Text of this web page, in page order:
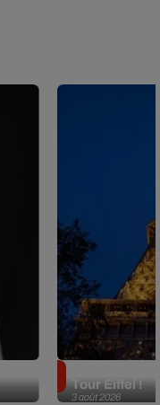
3 août 2026
Tour Eiffel !